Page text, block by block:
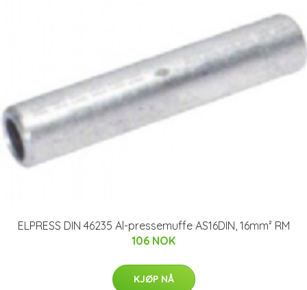
ELPRESS DIN 46235 Al-pressemuffe AS16DIN, 16mm² RM
106 NOK
KJØP NÅ